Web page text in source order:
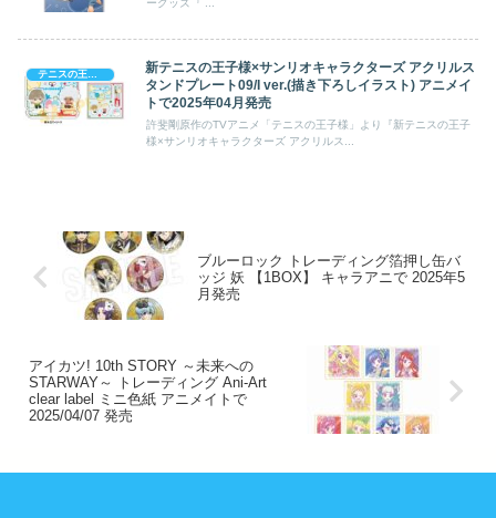
新テニスの王子様×サンリオキャラクターズ アクリルス
タンドプレート09/I ver.(描き下ろしイラスト) アニメイ
トで2025年04月発売
許斐剛原作のTVアニメ「テニスの王子様」より『新テニスの王子
様×サンリオキャラクターズ アクリルス...
ブルーロック トレーディング箔押し缶バ
ッジ 妖 【1BOX】 キャラアニで 2025年5
月発売
アイカツ! 10th STORY ～未来への
STARWAY～ トレーディング Ani-Art
clear label ミニ色紙 アニメイトで
2025/04/07 発売